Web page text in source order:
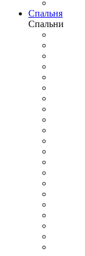
Спальня
Спальни